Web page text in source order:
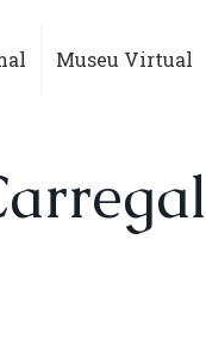
Museu Virtual